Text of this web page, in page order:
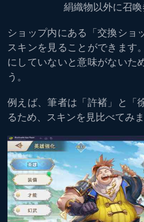
絹織物以外に召
ショップ内にある「交換ショ
スキンを見ることができます
にしていないと意味がないた
う。
例えば、筆者は「許褚」と「
るため、スキンを見比べてみま